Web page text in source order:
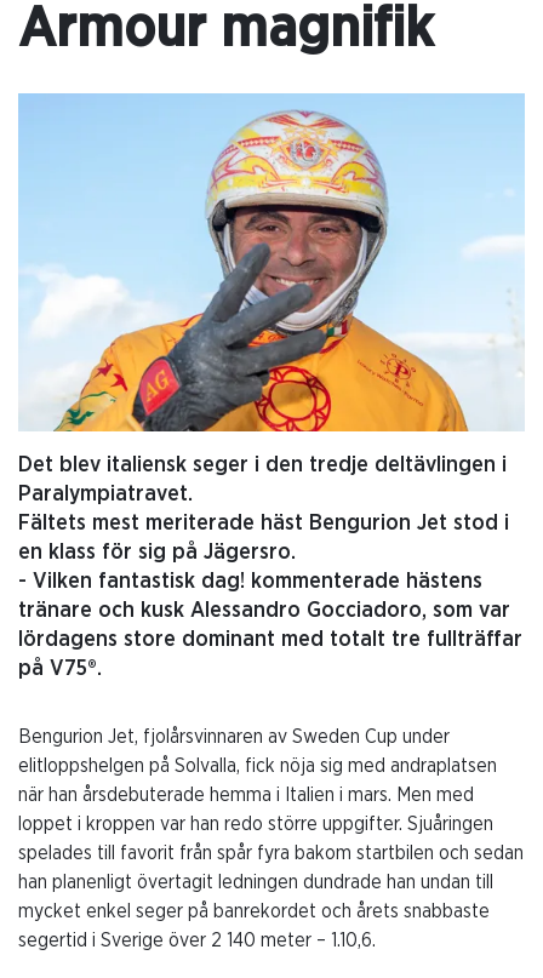
Armour magnifik
Det blev italiensk seger i den tredje deltävlingen i
Paralympiatravet.
Fältets mest meriterade häst Bengurion Jet stod i
en klass för sig på Jägersro.
- Vilken fantastisk dag! kommenterade hästens
tränare och kusk Alessandro Gocciadoro, som var
lördagens store dominant med totalt tre fullträffar
på V75®.
Bengurion Jet, fjolårsvinnaren av Sweden Cup under
elitloppshelgen på Solvalla, fick nöja sig med andraplatsen
när han årsdebuterade hemma i Italien i mars. Men med
loppet i kroppen var han redo större uppgifter. Sjuåringen
spelades till favorit från spår fyra bakom startbilen och sedan
han planenligt övertagit ledningen dundrade han undan till
mycket enkel seger på banrekordet och årets snabbaste
segertid i Sverige över 2 140 meter – 1.10,6.